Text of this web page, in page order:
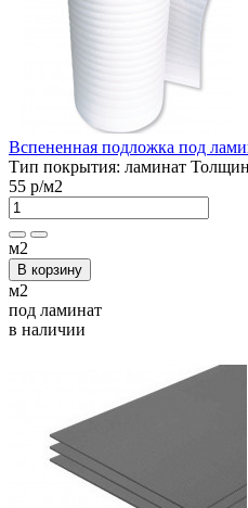
Вспененная подложка под
Тип покрытия: ламинат
55 р/м2
м2
В корзину
м2
под ламинат
в наличии